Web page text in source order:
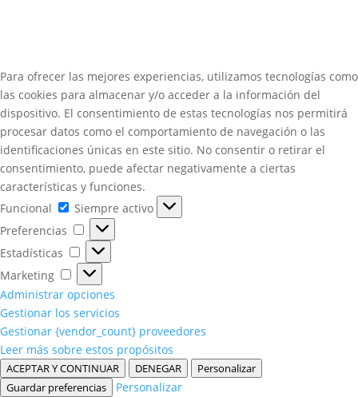
Para ofrecer las mejores experiencias, utilizamos tecnologías como
las cookies para almacenar y/o acceder a la información del
dispositivo. El consentimiento de estas tecnologías nos permitirá
procesar datos como el comportamiento de navegación o las
identificaciones únicas en este sitio. No consentir o retirar el
consentimiento, puede afectar negativamente a ciertas
características y funciones.
Funcional
Funcional
Siempre activo
Preferencias
Preferencias
Estadísticas
Estadísticas
Marketing
Marketing
Administrar opciones
Gestionar los servicios
Gestionar {vendor_count} proveedores
Leer más sobre estos propósitos
ACEPTAR Y CONTINUAR DENEGAR
Personalizar
Guardar preferencias
Personalizar